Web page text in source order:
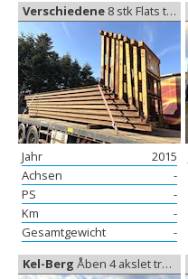
Verschiedene 8 stk Flats til Innenlader, Andere...
Jahr
2015
Achsen
-
PS
-
Km
-
Gesamtgewicht
-
Kel-Berg Åben 4 akslet trailer, Flachbett